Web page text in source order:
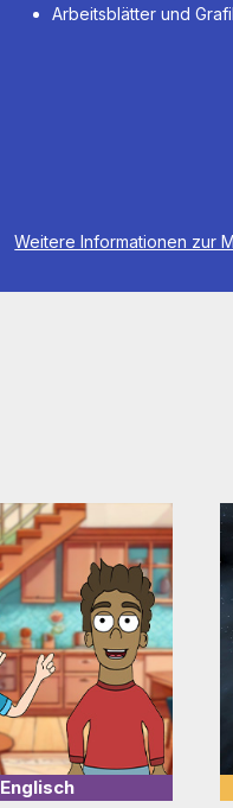
Arbeitsblätter und
Weitere Informationen zur
Englisch